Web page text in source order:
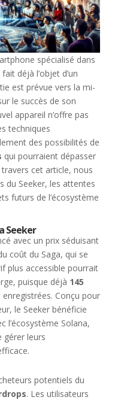
spécialisé dans
déjà l’objet d’un
est prévue vers la mi-
le succès de son
appareil n’offre pas
techniques
des possibilités de
qui pourraient dépasser
travers cet article, nous
du Seeker, les attentes
futurs de l’écosystème
Seeker
avec un prix séduisant
coût du Saga, qui se
plus accessible pourrait
puisque déjà 145
Conçu pour
le Seeker bénéficie
l’écosystème Solana,
gérer leurs
potentiels du
. Les utilisateurs